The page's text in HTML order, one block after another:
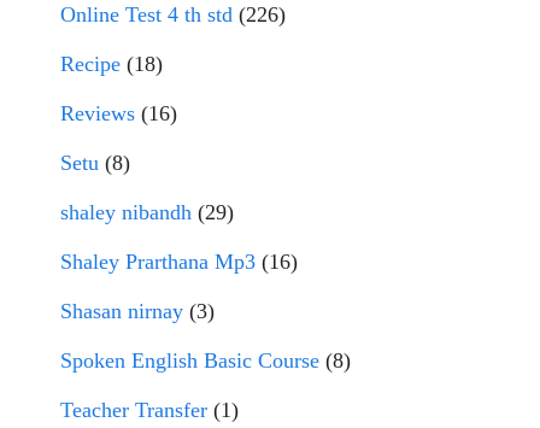
Online Test 4 th std (226)
Recipe (18)
Reviews (16)
Setu (8)
shaley nibandh (29)
Shaley Prarthana Mp3 (16)
Shasan nirnay (3)
Spoken English Basic Course (8)
Teacher Transfer (1)